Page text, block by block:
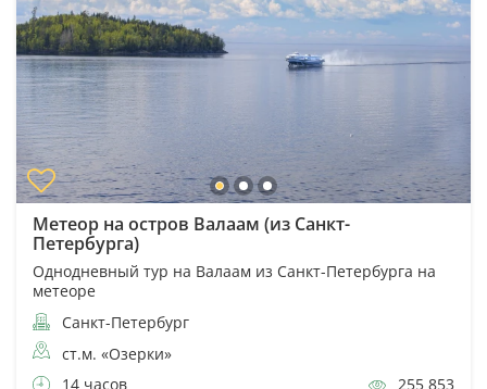
Метеор на остров Валаам (из Санкт-
Петербурга)
Однодневный тур на Валаам из Санкт-Петербурга на
метеоре
Санкт-Петербург
ст.м. «Озерки»
14 часов
255 853